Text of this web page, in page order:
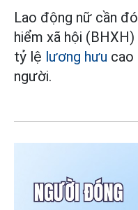
Lao động nữ cần
hiểm xã hội
tỷ lệ lương hưu cao
người.